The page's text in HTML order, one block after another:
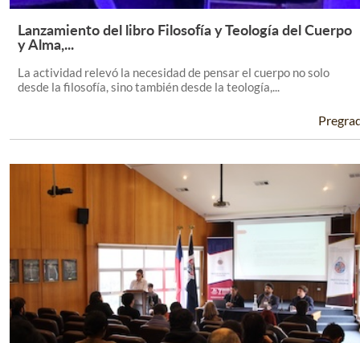
Leer Más +
Lanzamiento del libro Filosofía y Teología del Cuerpo
y Alma,...
La actividad relevó la necesidad de pensar el cuerpo no solo
desde la filosofía, sino también desde la teología,...